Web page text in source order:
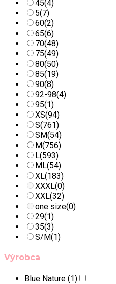
45(4)
5(7)
60(2)
65(6)
70(48)
75(49)
80(50)
85(19)
90(8)
92-98(4)
95(1)
XS(94)
S(761)
SM(54)
M(756)
L(593)
ML(54)
XL(183)
XXXL(0)
XXL(32)
one size(0)
29(1)
35(3)
S/M(1)
Výrobca
Blue Nature (1)